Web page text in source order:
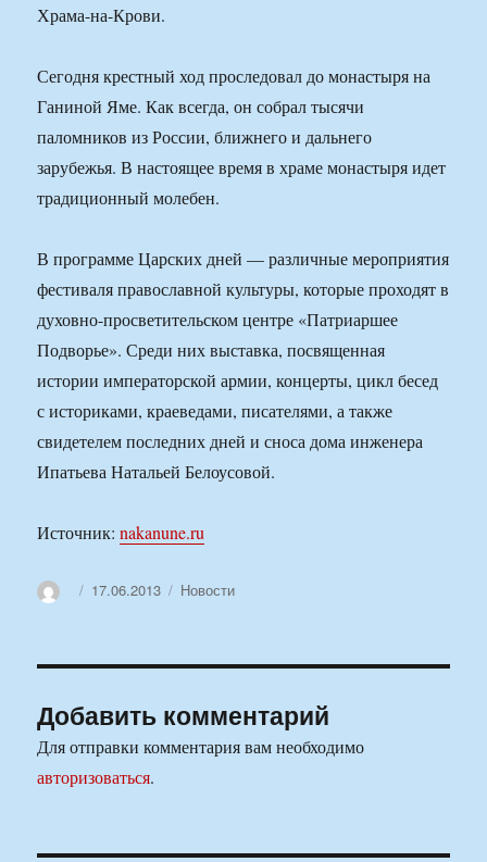
Храма-на-Крови.
Сегодня крестный ход проследовал до монастыря на
Ганиной Яме. Как всегда, он собрал тысячи
паломников из России, ближнего и дальнего
зарубежья. В настоящее время в храме монастыря идет
традиционный молебен.
В программе Царских дней — различные мероприятия
фестиваля православной культуры, которые проходят в
духовно-просветительском центре «Патриаршее
Подворье». Среди них выставка, посвященная
истории императорской армии, концерты, цикл бесед
с историками, краеведами, писателями, а также
свидетелем последних дней и сноса дома инженера
Ипатьева Натальей Белоусовой.
Источник:nakanune.ru
АвторОпубликовано
17.06.2013 Рубрики
Новости
Добавить комментарий
Для отправки комментария вам необходимо
авторизоваться.